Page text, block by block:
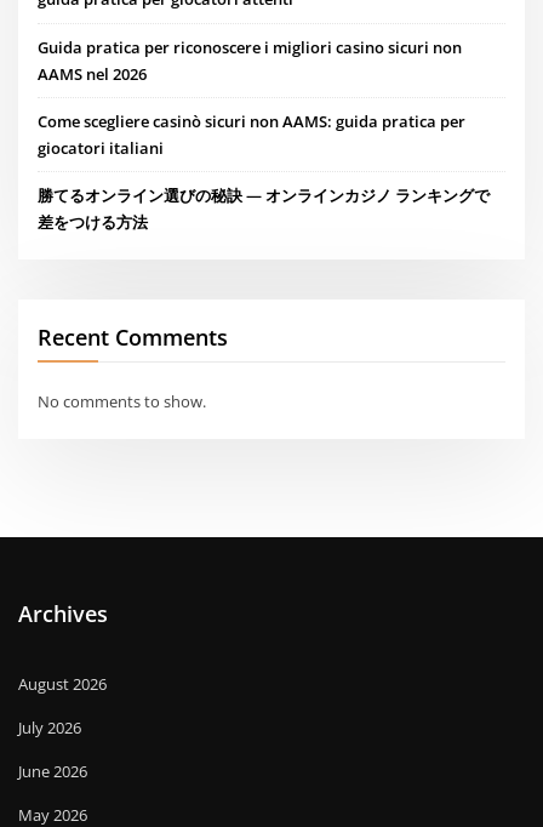
Guida pratica per riconoscere i migliori casino sicuri non
AAMS nel 2026
Come scegliere casinò sicuri non AAMS: guida pratica per
giocatori italiani
勝てるオンライン選びの秘訣 — オンラインカジノ ランキングで
差をつける方法
Recent Comments
No comments to show.
Archives
August 2026
July 2026
June 2026
May 2026